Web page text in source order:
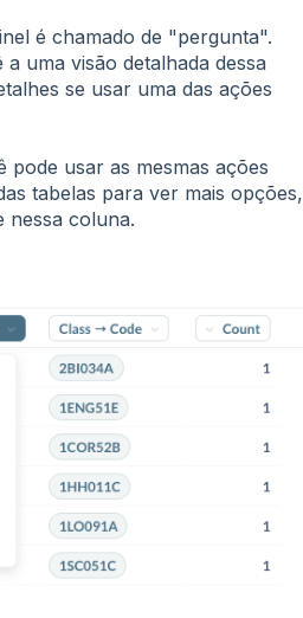
é chamado de "pergunta".
uma visão detalhada dessa
se usar uma das ações
usar as mesmas ações
tabelas para ver mais opções,
nessa coluna.